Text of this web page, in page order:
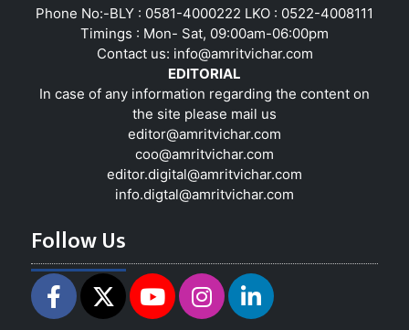
Phone No:-BLY : 0581-4000222 LKO : 0522-4008111
Timings : Mon- Sat, 09:00am-06:00pm
Contact us: info@amritvichar.com
EDITORIAL
In case of any information regarding the content on
the site please mail us
editor@amritvichar.com
coo@amritvichar.com
editor.digital@amritvichar.com
info.digtal@amritvichar.com
Follow Us